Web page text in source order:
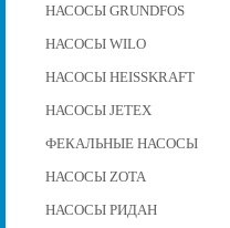
НАСОСЫ GRUNDFOS
НАСОСЫ WILO
НАСОСЫ HEISSKRAFT
НАСОСЫ JETEX
ФЕКАЛЬНЫЕ НАСОСЫ
НАСОСЫ ZOTA
НАСОСЫ РИДАН